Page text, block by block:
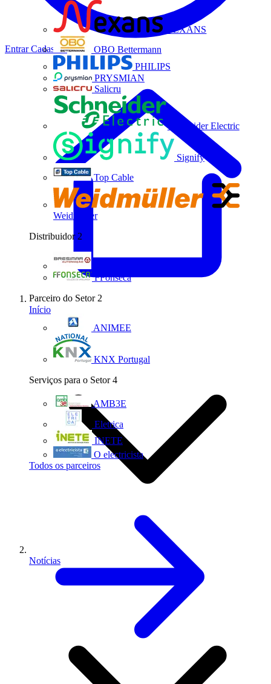
NEXANS
OBO Bettermann
PHILIPS
PRYSMIAN
Salicru
Schneider Electric
Signify
Top Cable
Weidmüller
Distribuidor 2
FFonseca
Parceiro do Setor 2
ANIMEE
KNX Portugal
Serviços para o Setor 4
AMB3E
Eletrica
INETE
O electricista
Todos os parceiros
EntrarCadastrar
Início
Notícias